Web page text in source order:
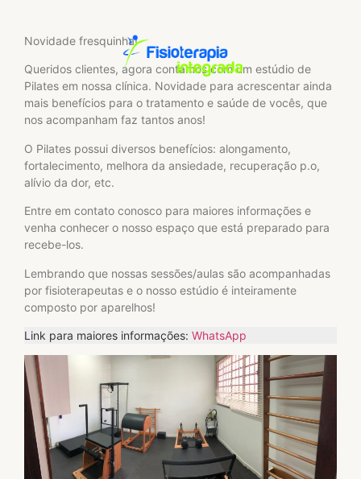
Novidade fresquinha!
Queridos clientes, agora contamos com um estúdio de
Pilates em nossa clínica. Novidade para acrescentar ainda
mais benefícios para o tratamento e saúde de vocês, que
nos acompanham faz tantos anos!
O Pilates possui diversos benefícios: alongamento,
fortalecimento, melhora da ansiedade, recuperação p.o,
alívio da dor, etc.
Entre em contato conosco para maiores informações e
venha conhecer o nosso espaço que está preparado para
recebe-los.
Lembrando que nossas sessões/aulas são acompanhadas
por fisioterapeutas e o nosso estúdio é inteiramente
composto por aparelhos!
Link para maiores informações: WhatsApp